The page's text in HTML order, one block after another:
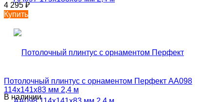
4 295₽
Купить
Потолочный плинтус с орнаментом Перфект AA098
114х141х83 мм 2,4 м
В наличии